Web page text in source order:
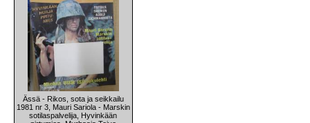
Ässä - Rikos, sota ja seikkailu
1981 nr 3, Mauri Sariola - Marskin
sotilaspalvelija, Hyvinkään